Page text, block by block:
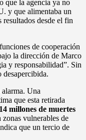
que la agencia ya no
y que alimentaba un
desde el fin
de cooperación
la dirección de Marco
y responsabilidad”. Sin
desapercibida.
Una
que esta retirada
14 millones de muertes
zonas vulnerables de
que un tercio de